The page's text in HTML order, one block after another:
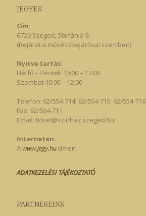
JEGYEK
Cím:
6720 Szeged, Stefánia 6.
(Bejárat a művészbejáróval szemben)
Nyitva tartás:
Hétfő – Péntek 10:00 – 17:00
Szombat 10:00 – 12:00
Telefon: 62/554-714; 62/554-715; 62/554-716
Fax: 62/554-711
Email: ticket@szinhaz.szeged.hu
Interneten:
Awww.jegy.hucímen
ADATKEZELÉSI TÁJÉKOZTATÓ
PARTNEREINK